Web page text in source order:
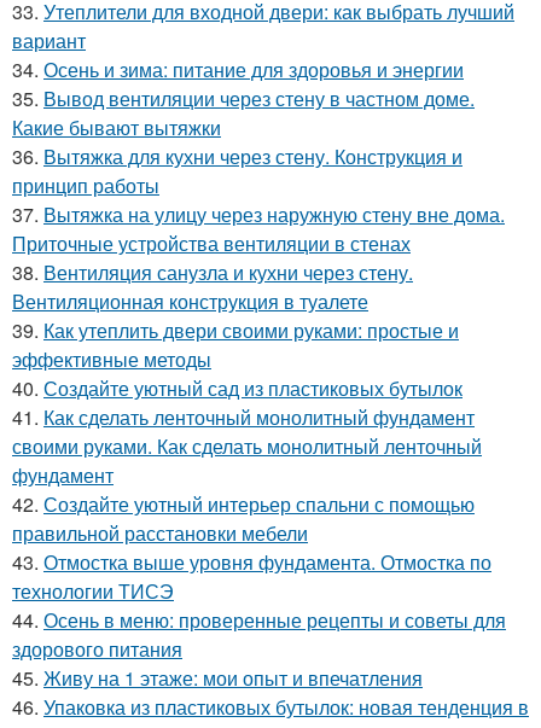
33. Утеплители для входной двери: как выбрать лучший
вариант
34. Осень и зима: питание для здоровья и энергии
35. Вывод вентиляции через стену в частном доме.
Какие бывают вытяжки
36. Вытяжка для кухни через стену. Конструкция и
принцип работы
37. Вытяжка на улицу через наружную стену вне дома.
Приточные устройства вентиляции в стенах
38. Вентиляция санузла и кухни через стену.
Вентиляционная конструкция в туалете
39. Как утеплить двери своими руками: простые и
эффективные методы
40. Создайте уютный сад из пластиковых бутылок
41. Как сделать ленточный монолитный фундамент
своими руками. Как сделать монолитный ленточный
фундамент
42. Создайте уютный интерьер спальни с помощью
правильной расстановки мебели
43. Отмостка выше уровня фундамента. Отмостка по
технологии ТИСЭ
44. Осень в меню: проверенные рецепты и советы для
здорового питания
45. Живу на 1 этаже: мои опыт и впечатления
46. Упаковка из пластиковых бутылок: новая тенденция в